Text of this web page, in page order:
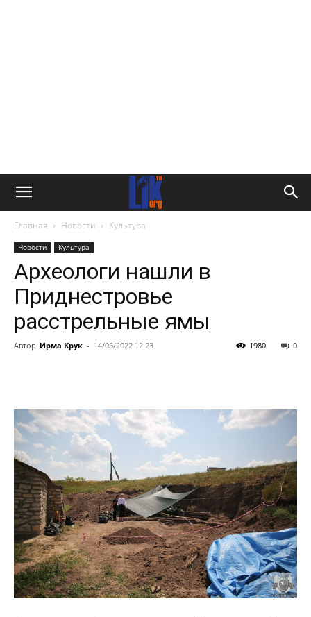
Главная Новости Культура
Новости Культура
Археологи нашли в
Приднестровье
расстрельные ямы
Автор Ирма Крук - 14/06/2022 12:23 0
1980